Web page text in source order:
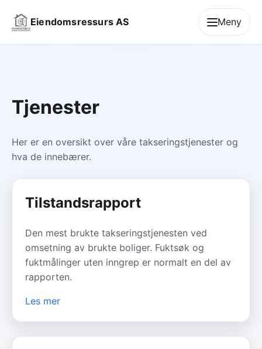
Eiendomsressurs AS Meny
Tjenester
Her er en oversikt over våre takseringstjenester og
hva de innebærer.
Tilstandsrapport
Den mest brukte takseringstjenesten ved
omsetning av brukte boliger. Fuktsøk og
fuktmålinger uten inngrep er normalt en del av
rapporten.
Les mer